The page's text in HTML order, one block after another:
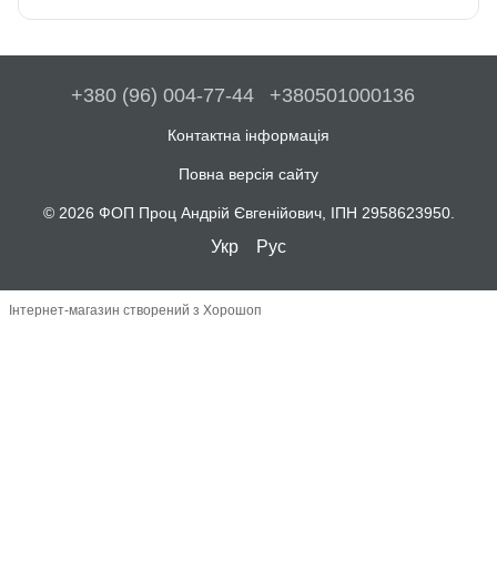
+380 (96) 004-77-44 +380501000136
Контактна інформація
Повна версія сайту
© 2026 ФОП Проц Андрій Євгенійович, ІПН 2958623950.
Укр Рус
Інтернет-магазин створений з Хорошоп